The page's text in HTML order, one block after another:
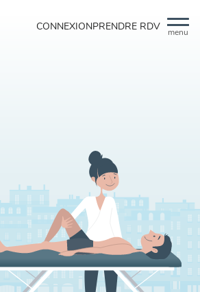
menu
CONNEXIONPRENDRE RDV